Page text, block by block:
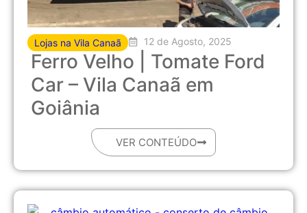
Lojas na Vila Canaã 12 de Agosto, 2025
Ferro Velho | Tomate Ford
Car – Vila Canaã em
Goiânia
VER CONTEÚDO